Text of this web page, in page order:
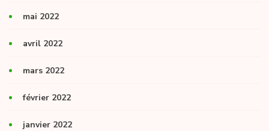
mai 2022
avril 2022
mars 2022
février 2022
janvier 2022